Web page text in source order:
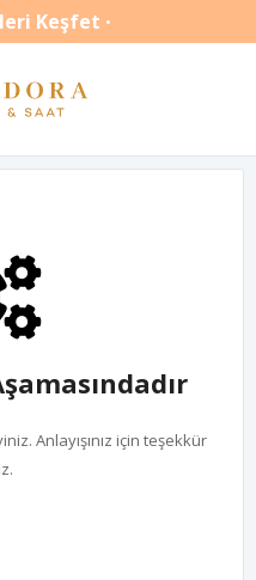
Keşfet •
Anlayışınız için teşekkür